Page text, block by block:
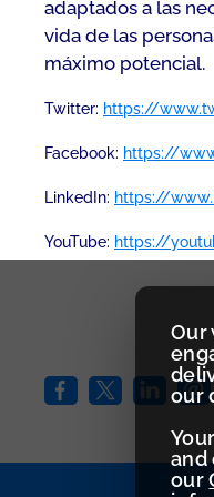
Our
our
and
our
adaptados a las
vida de las
máximo potencial.
Twitter: https://
Facebook: https://
LinkedIn: https://
YouTube: https://